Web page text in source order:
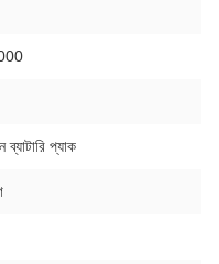
ব্যাটারি প্যাক